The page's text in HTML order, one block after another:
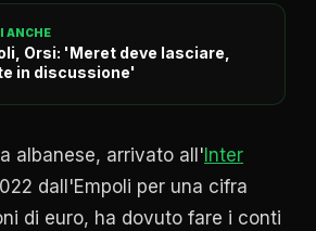
ANCHE
Orsi: 'Meret deve lasciare,
in discussione'
albanese, arrivato all' Inter
dall'Empoli per una cifra
di euro, ha dovuto fare i conti